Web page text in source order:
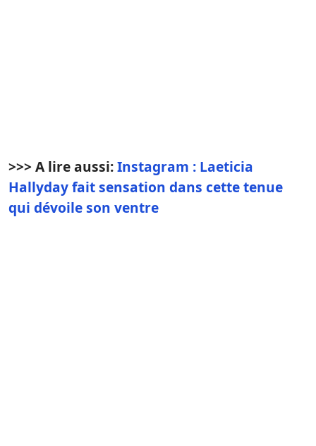
>>> A lire aussi:Instagram : Laeticia
Hallyday fait sensation dans cette tenue
qui dévoile son ventre